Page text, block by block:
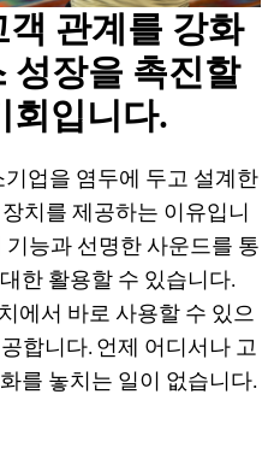
관계를 강화
성장을 촉진할
회입니다.
업을 염두에 두고 설계한
치를 제공하는 이유입니
능과 선명한 사운드를 통
한 활용할 수 있습니다.
에서 바로 사용할 수 있으
합니다. 언제 어디서나 고
를 놓치는 일이 없습니다.